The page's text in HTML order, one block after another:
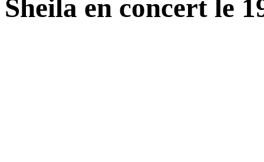
Sheila en concert le